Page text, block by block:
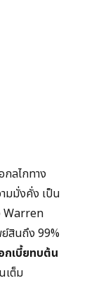
ลไกทาง
มมั่งคั่ง เป็น
Warren
สินถึง 99%
เบี้ยทบต้น
เต็ม